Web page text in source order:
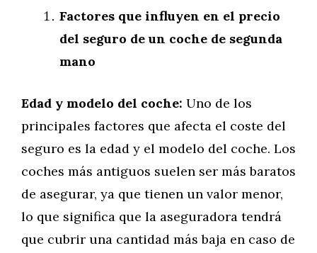
Factores que influyen en el precio
del seguro de un coche de segunda
mano
Edad y modelo del coche: Uno de los
principales factores que afecta el coste del
seguro es la edad y el modelo del coche. Los
coches más antiguos suelen ser más baratos
de asegurar, ya que tienen un valor menor,
lo que significa que la aseguradora tendrá
que cubrir una cantidad más baja en caso de